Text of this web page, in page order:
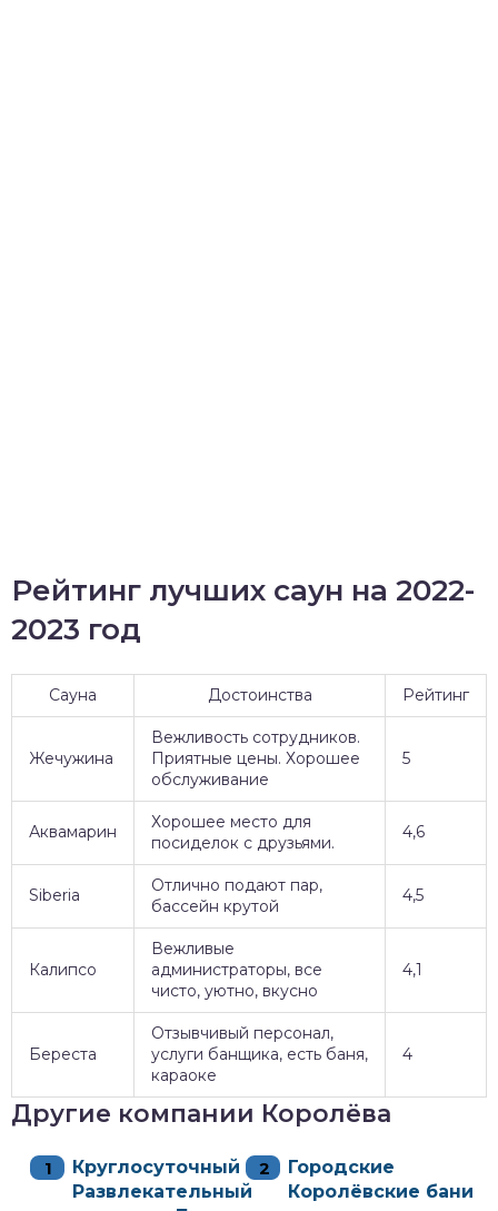
Рейтинг лучших саун на 2022-
2023 год
Сауна Достоинства Рейтинг
Жечужина
Вежливость сотрудников.
Приятные цены. Хорошее
обслуживание
5
Аквамарин
Хорошее место для
посиделок с друзьями.
4,6
Siberia
Отлично подают пар,
бассейн крутой
4,5
Калипсо
Вежливые
администраторы, все
чисто, уютно, вкусно
4,1
Береста
Отзывчивый персонал,
услуги банщика, есть баня,
караоке
4
Другие компании Королёва
Круглосуточный
Развлекательный
Городские
Королёвские бани